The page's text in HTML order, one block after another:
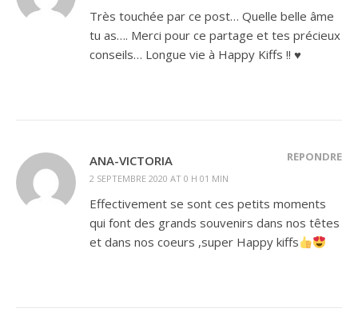
Très touchée par ce post… Quelle belle âme
tu as…. Merci pour ce partage et tes précieux
conseils… Longue vie à Happy Kiffs !! ♥️
ANA-VICTORIA
2 SEPTEMBRE 2020 AT 0 H 01 MIN
RÉPONDRE
Effectivement se sont ces petits moments
qui font des grands souvenirs dans nos têtes
et dans nos coeurs ,super Happy kiffs